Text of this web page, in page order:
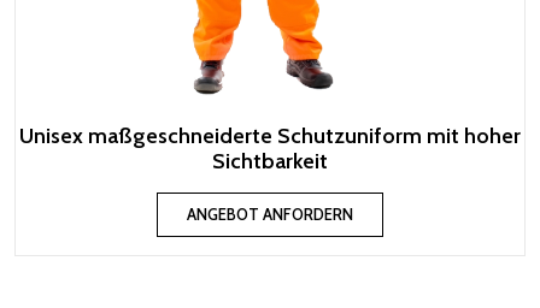
Unisex maßgeschneiderte Schutzuniform mit hoher
Sichtbarkeit
ANGEBOT ANFORDERN